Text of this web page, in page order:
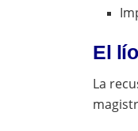
El
La